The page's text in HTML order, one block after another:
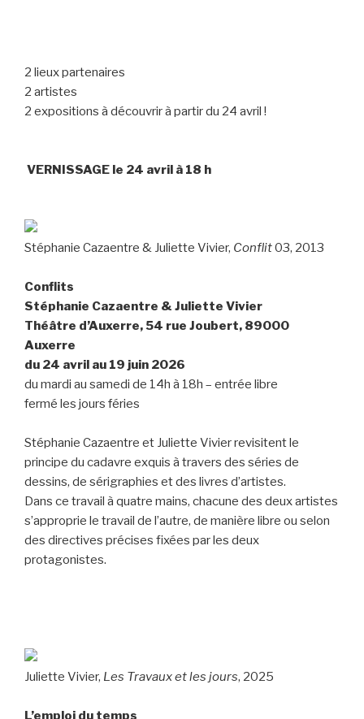
2 lieux partenaires
2 artistes
2 expositions à découvrir à partir du 24 avril !
VERNISSAGE le 24 avril à 18 h
Stéphanie Cazaentre & Juliette Vivier, Conflit03, 2013
Conflits
Stéphanie Cazaentre & Juliette Vivier
Théâtre d’Auxerre, 54 rue Joubert, 89000
Auxerre
du 24 avril au 19 juin 2026
du mardi au samedi de 14h à 18h – entrée libre
fermé les jours féries
Stéphanie Cazaentre et Juliette Vivier revisitent le
principe du cadavre exquis à travers des séries de
dessins, de sérigraphies et des livres d’artistes.
Dans ce travail à quatre mains, chacune des deux artistes
s’approprie le travail de l’autre, de manière libre ou selon
des directives précises fixées par les deux
protagonistes.
Juliette Vivier, Les Travaux et les jours, 2025
L’emploi du temps